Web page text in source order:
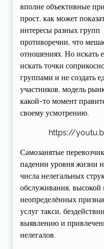
вполне объективные
прост, как может
интересы разных групп
противоречии, что
отношениях. Но искать
искать точки
группами и не создать
участников, модель
какой-то момент
своему усмотрению.
https://
Самозанятые
падении уровня жизни
числа нелегальных
обслуживания, высокой
неопределённых
услуг такси,
выявлению и
нелегалов.